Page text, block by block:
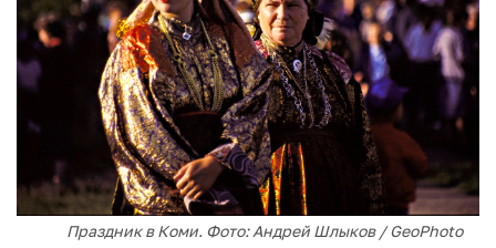
Праздник в Коми. Фото: Андрей Шлыков / GeoPhoto